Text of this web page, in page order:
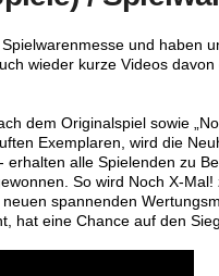
und haben
wieder kurze Videos
dem Originalspiel sowie
Exemplaren, wird die
alle Spielenden zu
So wird Noch X-
spannenden
hat eine Chance auf den Sieg.